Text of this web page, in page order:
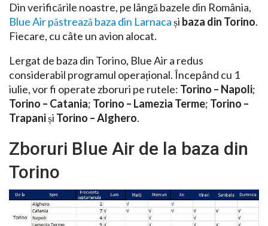
Din verificările noastre, pe lângă bazele din România,
Blue Air păstrează baza din Larnacași baza din Torino.
Fiecare, cu câte un avion alocat.
Lergat de baza din Torino, Blue Air a redus
considerabil programul operațional. Începând cu 1
iulie, vor fi operate zboruri pe rutele: Torino – Napoli;
Torino – Catania; Torino – Lamezia Terme; Torino –
Trapaniși Torino – Alghero.
Zboruri Blue Air de la baza din
Torino